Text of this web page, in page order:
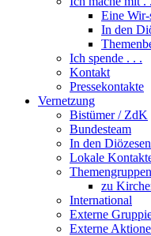
Eine
In den
Ich spende . . .
Kontakt
Pressekontakte
Vernetzung
Bistümer / ZdK
Bundesteam
In den Diözesen
Lokale
Themengruppen
zu
International
Externe
Externe